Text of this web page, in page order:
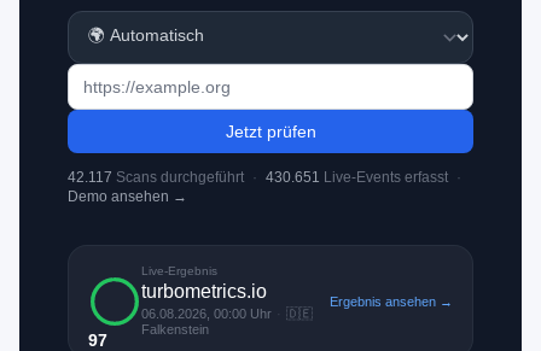
Jetzt prüfen
42.117 Scans durchgeführt · 430.651 Live-Events erfasst ·
Demo ansehen →
97
Live-Ergebnis
turbometrics.io
06.08.2026, 00:00 Uhr
🇩🇪
Falkenstein
Ergebnis ansehen →